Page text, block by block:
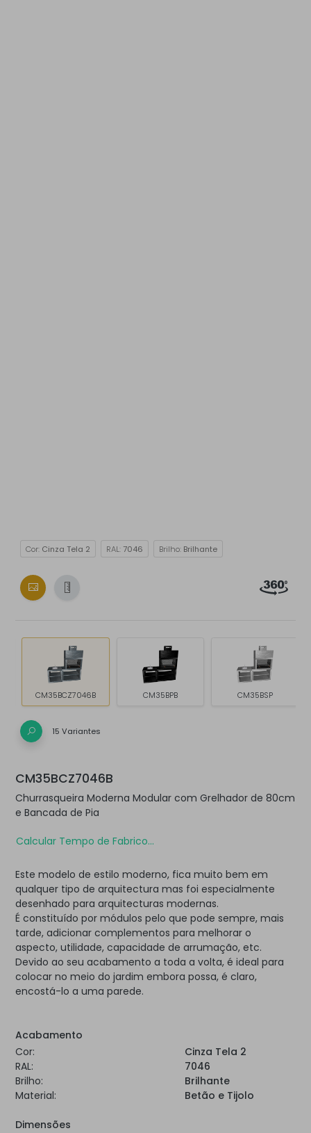
Cor: Cinza Tela 2 RAL:7046 Brilho: Brilhante
CM35BCZ7046B CM35BPB CM35BSP
15 Variantes
CM35BCZ7046B
Churrasqueira Moderna Modular com Grelhador de 80cm
e Bancada de Pia
Calcular Tempo de Fabrico...
Este modelo de estilo moderno, fica muito bem em
qualquer tipo de arquitectura mas foi especialmente
desenhado para arquitecturas modernas.
É constituído por módulos pelo que pode sempre, mais
tarde, adicionar complementos para melhorar o
aspecto, utilidade, capacidade de arrumação, etc.
Devido ao seu acabamento a toda a volta, é ideal para
colocar no meio do jardim embora possa, é claro,
encostá-lo a uma parede.
Acabamento
Cor:
Cinza Tela 2
RAL:
7046
Brilho:
Brilhante
Material:
Betão e Tijolo
Dimensões